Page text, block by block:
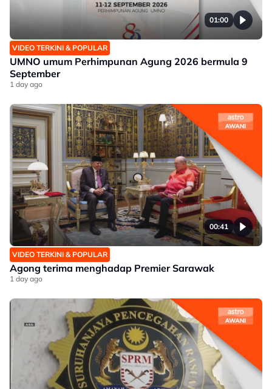
01:00
VIDEO TERKINI & POPULAR
UMNO umum Perhimpunan Agung 2026 bermula 9
September
1 day ago
00:41
VIDEO TERKINI & POPULAR
Agong terima menghadap Premier Sarawak
1 day ago